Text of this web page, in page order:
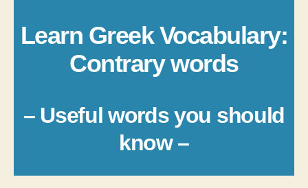
Learn Greek Vocabulary:
Contrary words
– Useful words you should
know –